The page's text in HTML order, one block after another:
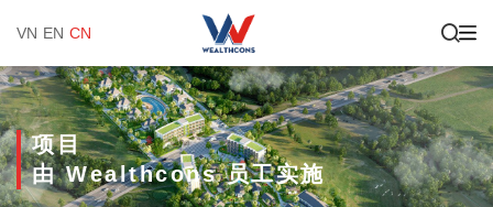
VN EN CN
项目
由 Wealthcons 员工实施